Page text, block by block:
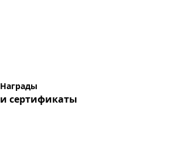
Награды
и сертификаты